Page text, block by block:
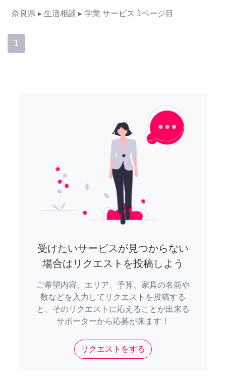
奈良県 ▸ 生活相談 ▸ 学業 サービス 1ページ目
1
受けたいサービスが見つからない
場合はリクエストを投稿しよう
ご希望内容、エリア、予算、家具の名前や
数などを入力してリクエストを投稿する
と、そのリクエストに応えることが出来る
サポーターから応募が来ます！
リクエストをする